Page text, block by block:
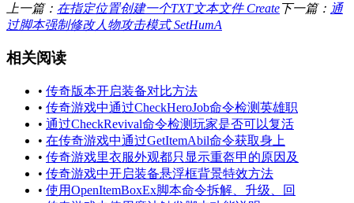
上一篇： 在指定位置创建一个TXT文本文件 Create下一篇： 通
过脚本强制修改人物攻击模式 SetHumA
相关阅读
• 传奇版本开启装备对比方法
• 传奇游戏中通过CheckHeroJob命令检测英雄职
• 通过CheckRevival命令检测玩家是否可以复活
• 在传奇游戏中通过GetItemAbil命令获取身上
• 传奇游戏里衣服外观都只显示重盔甲的原因及
• 传奇游戏中开启装备悬浮框背景特效方法
• 使用OpenItemBoxEx脚本命令拆解、升级、回